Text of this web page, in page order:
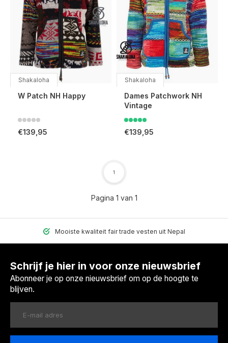
Shakaloha
W Patch NH Happy
€139,95
Shakaloha
Dames Patchwork NH
Vintage
€139,95
Pagina 1 van 1
1
Mooiste kwaliteit fair trade vesten uit Nepal
Schrijf je hier in voor onze nieuwsbrief
Abonneer je op onze nieuwsbrief om op de hoogte te
blijven.